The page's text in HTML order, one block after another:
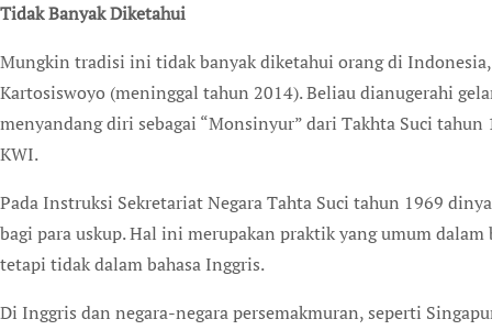
Tidak Banyak Diketahui
Mungkin tradisi ini tidak banyak diketahui orang di
Kartosiswoyo (meninggal tahun 2014). Beliau dianugerahi
menyandang diri sebagai “Monsinyur” dari Takhta Suci
KWI.
Pada Instruksi Sekretariat Negara Tahta Suci tahun 1969
bagi para uskup. Hal ini merupakan praktik yang umum
tetapi tidak dalam bahasa Inggris.
Di Inggris dan negara-negara persemakmuran, seperti